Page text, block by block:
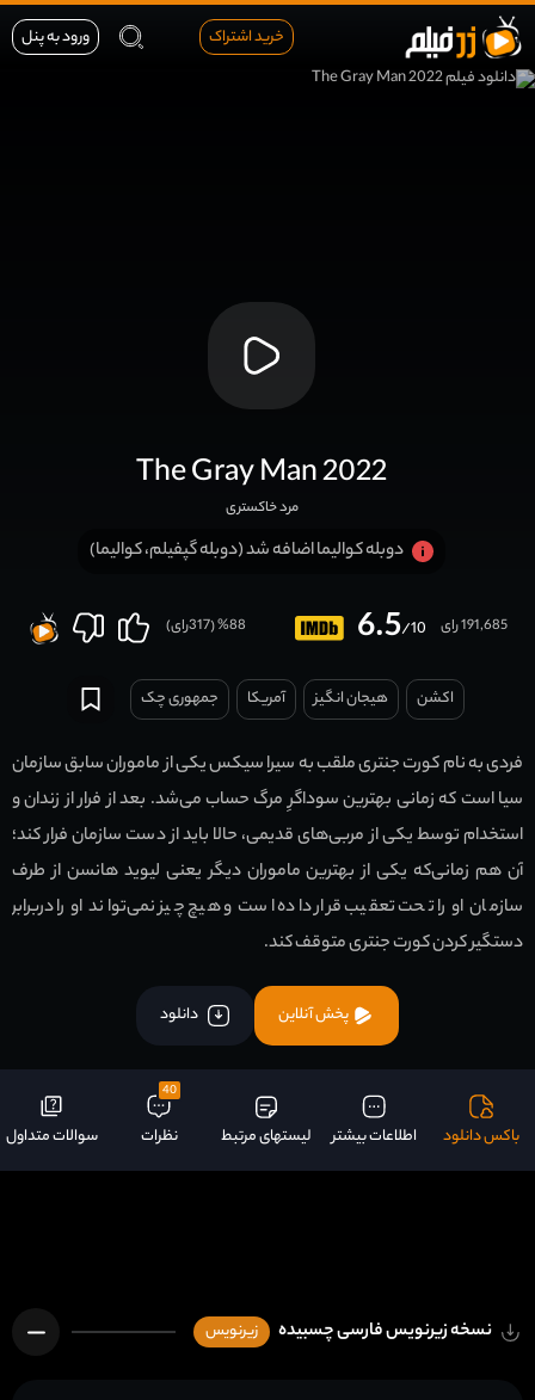
خرید اشتراک ورود به پنل
The Gray Man 2022
مرد خاکستری
دوبله کوالیما اضافه شد (دوبله گپفیلم، کوالیما)
6.5/10 191,685 رای 88
% (
317رای)
اکشن هیجان انگیز آمریکا جمهوری چک
فردی به نام کورت جنتری ملقب به سیرا سیکس یکی از ماموران سابق سازمان
سیا است که زمانی بهترین سوداگرِ مرگ حساب می‌شد. بعد از فرار از زندان و
استخدام توسط یکی از مربی‌های قدیمی، حالا باید از دست سازمان فرار کند؛
آن هم زمانی‌که یکی از بهترین ماموران دیگر یعنی لیوید هانسن از طرف
سازمان او را تحت تعقیب قرار داده است و هیچ چیز نمی‌تواند او را دربرابر
دستگیر کردن کورت جنتری متوقف کند.
پخش آنلاین دانلود
باکس دانلود اطلاعات بیشتر لیستهای مرتبط
40
نظرات سوالات متداول
نسخه زیرنویس فارسی چسبیده زیرنویس